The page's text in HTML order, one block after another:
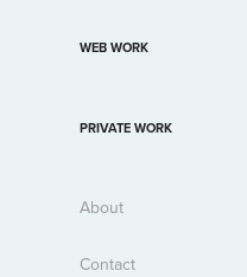
WEB WORK
PRIVATE WORK
About
Contact